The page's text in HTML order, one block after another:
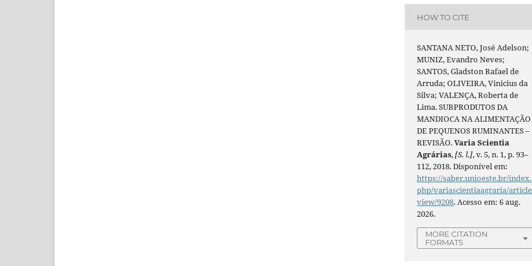
HOW TO CITE
SANTANA NETO, José Adelson;
MUNIZ, Evandro Neves;
SANTOS, Gladston Rafael de
Arruda; OLIVEIRA, Vinicius da
Silva; VALENÇA, Roberta de
Lima. SUBPRODUTOS DA
MANDIOCA NA ALIMENTAÇÃO
DE PEQUENOS RUMINANTES –
REVISÃO.Varia Scientia
Agrárias,[S. l.], v. 5, n. 1, p. 93–
112, 2018. Disponível em:
https://saber.unioeste.br/index.
php/variascientiaagraria/
view/9208. Acesso em: 6 aug.
2026.
MORE CITATION
FORMATS